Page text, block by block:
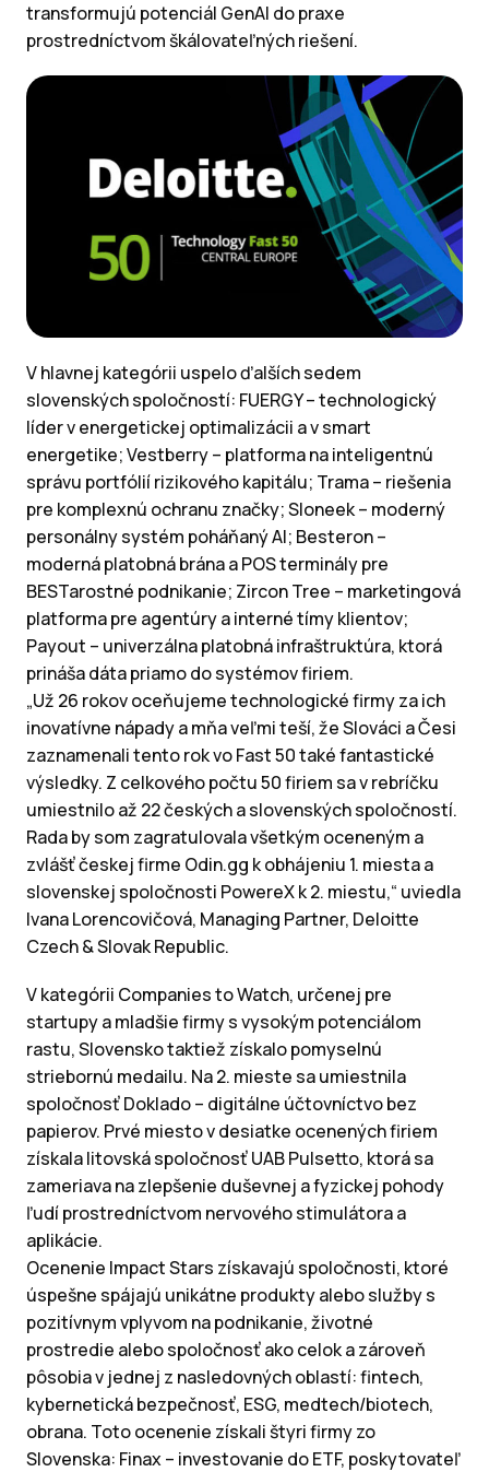
transformujú potenciál GenAI do praxe
prostredníctvom škálovateľných riešení.
V hlavnej kategórii uspelo ďalších sedem
slovenských spoločností: FUERGY – technologický
líder v energetickej optimalizácii a v smart
energetike; Vestberry – platforma na inteligentnú
správu portfólií rizikového kapitálu; Trama – riešenia
pre komplexnú ochranu značky; Sloneek – moderný
personálny systém poháňaný AI; Besteron –
moderná platobná brána a POS terminály pre
BESTarostné podnikanie; Zircon Tree – marketingová
platforma pre agentúry a interné tímy klientov;
Payout – univerzálna platobná infraštruktúra, ktorá
prináša dáta priamo do systémov firiem.
„Už 26 rokov oceňujeme technologické firmy za ich
inovatívne nápady a mňa veľmi teší, že Slováci a Česi
zaznamenali tento rok vo Fast 50 také fantastické
výsledky. Z celkového počtu 50 firiem sa v rebríčku
umiestnilo až 22 českých a slovenských spoločností.
Rada by som zagratulovala všetkým oceneným a
zvlášť českej firme Odin.gg k obhájeniu 1. miesta a
slovenskej spoločnosti PowereX k 2. miestu,“ uviedla
Ivana Lorencovičová, Managing Partner, Deloitte
Czech & Slovak Republic.
V kategórii Companies to Watch, určenej pre
startupy a mladšie firmy s vysokým potenciálom
rastu, Slovensko taktiež získalo pomyselnú
striebornú medailu. Na 2. mieste sa umiestnila
spoločnosť Doklado – digitálne účtovníctvo bez
papierov. Prvé miesto v desiatke ocenených firiem
získala litovská spoločnosť UAB Pulsetto, ktorá sa
zameriava na zlepšenie duševnej a fyzickej pohody
ľudí prostredníctvom nervového stimulátora a
aplikácie.
Ocenenie Impact Stars získavajú spoločnosti, ktoré
úspešne spájajú unikátne produkty alebo služby s
pozitívnym vplyvom na podnikanie, životné
prostredie alebo spoločnosť ako celok a zároveň
pôsobia v jednej z nasledovných oblastí: fintech,
kybernetická bezpečnosť, ESG, medtech/biotech,
obrana. Toto ocenenie získali štyri firmy zo
Slovenska: Finax – investovanie do ETF, poskytovateľ